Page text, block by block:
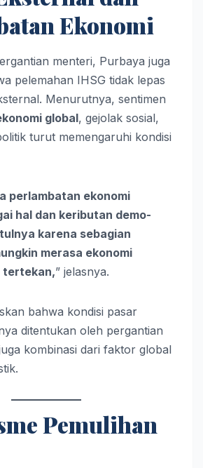
Ekonomi
menteri, Purbaya juga
pelemahan IHSG tidak lepas
Menurutnya, sentimen
global, gejolak sosial,
turut memengaruhi kondisi
perlambatan ekonomi
hal dan keributan demo-
karena sebagian
merasa ekonomi
tertekan,” jelasnya.
bahwa kondisi pasar
ditentukan oleh pergantian
kombinasi dari faktor global
Pemulihan